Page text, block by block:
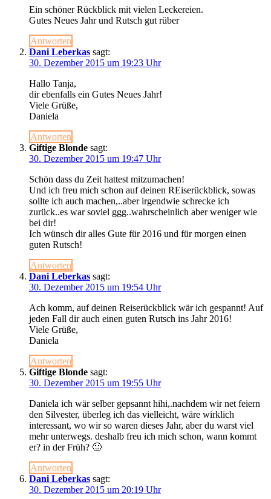
Ein schöner Rückblick mit vielen Leckereien.
Gutes Neues Jahr und Rutsch gut rüber
Antworten
Dani Leberkas sagt:
30. Dezember 2015 um 19:23 Uhr
Hallo Tanja,
dir ebenfalls ein Gutes Neues Jahr!
Viele Grüße,
Daniela
Antworten
Giftige Blonde sagt:
30. Dezember 2015 um 19:47 Uhr
Schön dass du Zeit hattest mitzumachen!
Und ich freu mich schon auf deinen REiserückblick, sowas
sollte ich auch machen,..aber irgendwie schrecke ich
zurück..es war soviel ggg..wahrscheinlich aber weniger wie
bei dir!
Ich wünsch dir alles Gute für 2016 und für morgen einen
guten Rutsch!
Antworten
Dani Leberkas sagt:
30. Dezember 2015 um 19:54 Uhr
Ach komm, auf deinen Reiserückblick wär ich gespannt! Auf
jeden Fall dir auch einen guten Rutsch ins Jahr 2016!
Viele Grüße,
Daniela
Antworten
Giftige Blonde sagt:
30. Dezember 2015 um 19:55 Uhr
Daniela ich wär selber gepsannt hihi,.nachdem wir net feiern
den Silvester, überleg ich das vielleicht, wäre wirklich
interessant, wo wir so waren dieses Jahr, aber du warst viel
mehr unterwegs. deshalb freu ich mich schon, wann kommt
er? in der Früh? 🙂
Antworten
Dani Leberkas sagt:
30. Dezember 2015 um 20:19 Uhr